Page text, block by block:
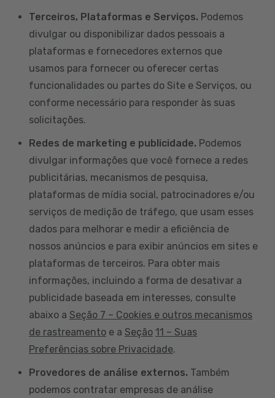
Terceiros, Plataformas e Serviços. Podemos
divulgar ou disponibilizar dados pessoais a
plataformas e fornecedores externos que
usamos para fornecer ou oferecer certas
funcionalidades ou partes do Site e Serviços, ou
conforme necessário para responder às suas
solicitações.
Redes de marketing e publicidade. Podemos
divulgar informações que você fornece a redes
publicitárias, mecanismos de pesquisa,
plataformas de mídia social, patrocinadores e/ou
serviços de medição de tráfego, que usam esses
dados para melhorar e medir a eficiência de
nossos anúncios e para exibir anúncios em sites e
plataformas de terceiros. Para obter mais
informações, incluindo a forma de desativar a
publicidade baseada em interesses, consulte
abaixo a Seção 7 – Cookies e outros mecanismos
de rastreamento e a Seção 11 – Suas
Preferências sobre Privacidade.
Provedores de análise externos. Também
podemos contratar empresas de análise